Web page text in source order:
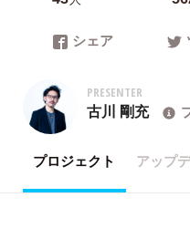
シェア
PRESENTER
古川 剛充
プロジェクト アップ